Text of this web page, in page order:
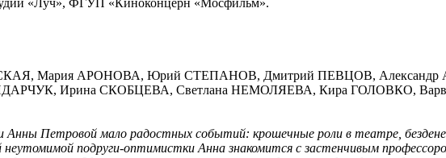
«Луч», ФГУП «Киноконцерн «Мосфильм».
Мария АРОНОВА, Юрий СТЕПАНОВ, Дмитрий ПЕВЦОВ, Александр
Ирина СКОБЦЕВА, Светлана НЕМОЛЯЕВА, Кира ГОЛОВКО,
Анны Петровой мало радостных событий: крошечные роли в театре,
подруги-оптимистки Анна знакомится с застенчивым